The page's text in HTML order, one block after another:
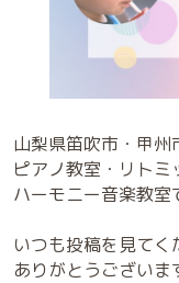
山梨県笛吹市・甲州
ピアノ教室・リトミ
ハーモニー音楽教室
いつも投稿を見てく
ありがとうございま